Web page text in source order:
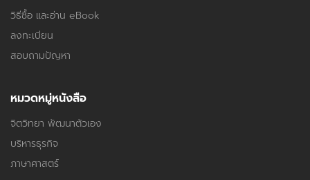
วิธีซื้อ และอ่าน eBook
ลงทะเบียน
สอบถามปัญหา
หมวดหมู่หนังสือ
จิตวิทยา พัฒนาตัวเอง
บริหารธุรกิจ
ภาษาศาสตร์